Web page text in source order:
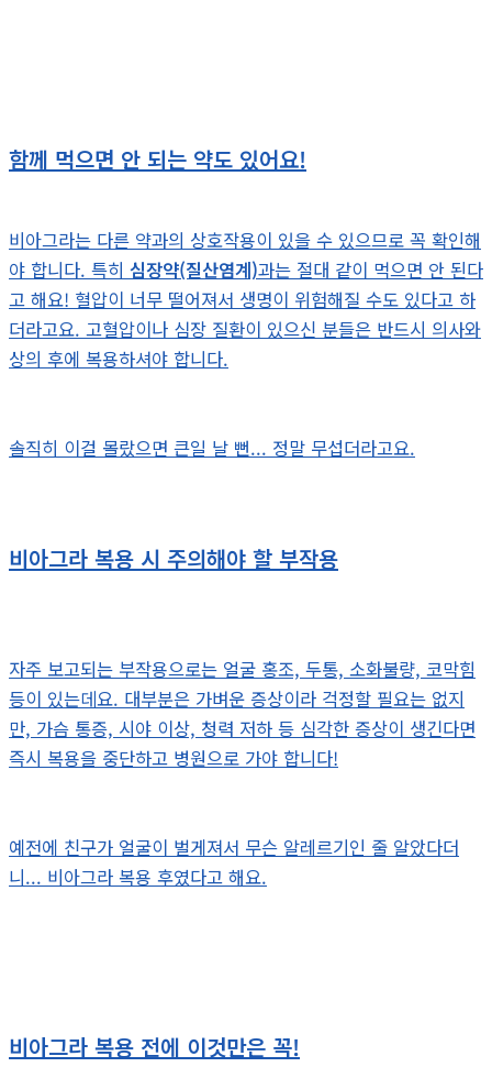
함께 먹으면 안 되는 약도 있어요!
비아그라는 다른 약과의 상호작용이 있을 수 있으므로 꼭 확인해
야 합니다. 특히 심장약(질산염계)과는 절대 같이 먹으면 안 된다
고 해요! 혈압이 너무 떨어져서 생명이 위험해질 수도 있다고 하
더라고요. 고혈압이나 심장 질환이 있으신 분들은 반드시 의사와
상의 후에 복용하셔야 합니다.
솔직히 이걸 몰랐으면 큰일 날 뻔... 정말 무섭더라고요.
비아그라 복용 시 주의해야 할 부작용
자주 보고되는 부작용으로는 얼굴 홍조, 두통, 소화불량, 코막힘
등이 있는데요. 대부분은 가벼운 증상이라 걱정할 필요는 없지
만, 가슴 통증, 시야 이상, 청력 저하 등 심각한 증상이 생긴다면
즉시 복용을 중단하고 병원으로 가야 합니다!
예전에 친구가 얼굴이 벌게져서 무슨 알레르기인 줄 알았다더
니... 비아그라 복용 후였다고 해요.
비아그라 복용 전에 이것만은 꼭!